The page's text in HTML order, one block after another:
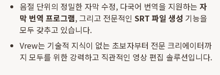
음절 단위의 정밀한 자막 수정, 다국어 번역을 지원하는 자
막 번역 프로그램, 그리고 전문적인 SRT 파일 생성 기능을
모두 갖추고 있습니다.
Vrew는 기술적 지식이 없는 초보자부터 전문 크리에이터까
지 모두를 위한 강력하고 직관적인 영상 편집 솔루션입니다.